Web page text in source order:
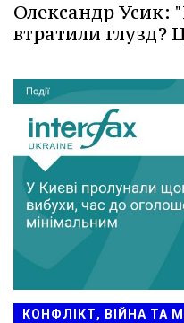
Олександр Усик:
втратили глузд?
КОНФЛІКТ, ВІЙНА ТА